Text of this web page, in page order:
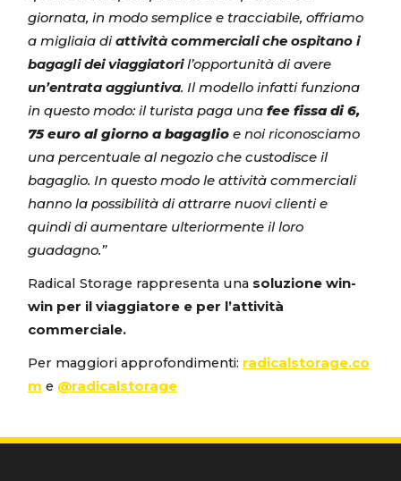
giornata, in modo semplice e tracciabile, offriamo
a migliaia diattività commerciali che ospitano i
bagagli dei viaggiatoril’opportunità di avere
un’entrata aggiuntiva. Il modello infatti funziona
in questo modo: il turista paga una fee fissa di 6,
75 euro al giorno a bagaglioe noi riconosciamo
una percentuale al negozio che custodisce il
bagaglio. In questo modo le attività commerciali
hanno la possibilità di attrarre nuovi clienti e
quindi di aumentare ulteriormente il loro
guadagno.”
Radical Storage rappresenta una soluzione win-
win per il viaggiatore e per l’attività
commerciale.
Per maggiori approfondimenti: radicalstorage.co
m e @radicalstorage